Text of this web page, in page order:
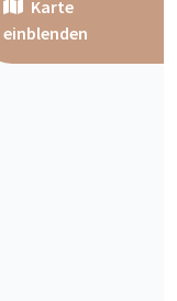
Karte
einblenden